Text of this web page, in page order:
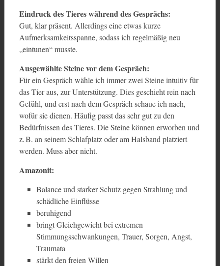
Eindruck des Tieres während des Gesprächs:
Gut, klar präsent. Allerdings eine etwas kurze
Aufmerksamkeitsspanne, sodass ich regelmäßig neu
„eintunen“ musste.
Ausgewählte Steine vor dem Gespräch:
Für ein Gespräch wähle ich immer zwei Steine intuitiv für
das Tier aus, zur Unterstützung. Dies geschieht rein nach
Gefühl, und erst nach dem Gespräch schaue ich nach,
wofür sie dienen. Häufig passt das sehr gut zu den
Bedürfnissen des Tieres. Die Steine können erworben und
z. B. an seinem Schlafplatz oder am Halsband platziert
werden. Muss aber nicht.
Amazonit:
Balance und starker Schutz gegen Strahlung und
schädliche Einflüsse
beruhigend
bringt Gleichgewicht bei extremen
Stimmungsschwankungen, Trauer, Sorgen, Angst,
Traumata
stärkt den freien Willen